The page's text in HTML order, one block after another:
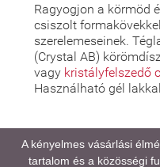
Ragyogjon a körmöd
csiszolt
szerelemeseinek.
(Crystal AB)
vagy kristályfelszedő
Használható gél
A kényelmes vásárlási
tartalom és a közösségi